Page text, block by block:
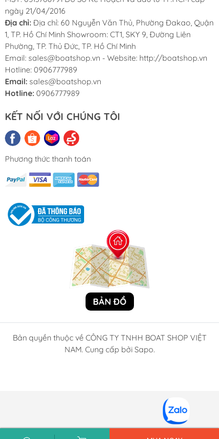
ngày 21/04/2016
Địa chỉ: Địa chỉ: 60 Nguyễn Văn Thủ, Phường Đakao, Quận
1, TP. Hồ Chí Minh Showroom: CT1, SKY 9, Đường Liên
Phường, TP. Thủ Đức, TP. Hồ Chí Minh
Email: sales@boatshop.vn - Website: http://boatshop.vn
Hotline: 0906777989
Email: sales@boatshop.vn
Hotline: 0906777989
KẾT NỐI VỚI CHÚNG TÔI
Phương thức thanh toán
BẢN ĐỒ
Bản quyền thuộc về CÔNG TY TNHH BOAT SHOP VIỆT
NAM. Cung cấp bởi Sapo.